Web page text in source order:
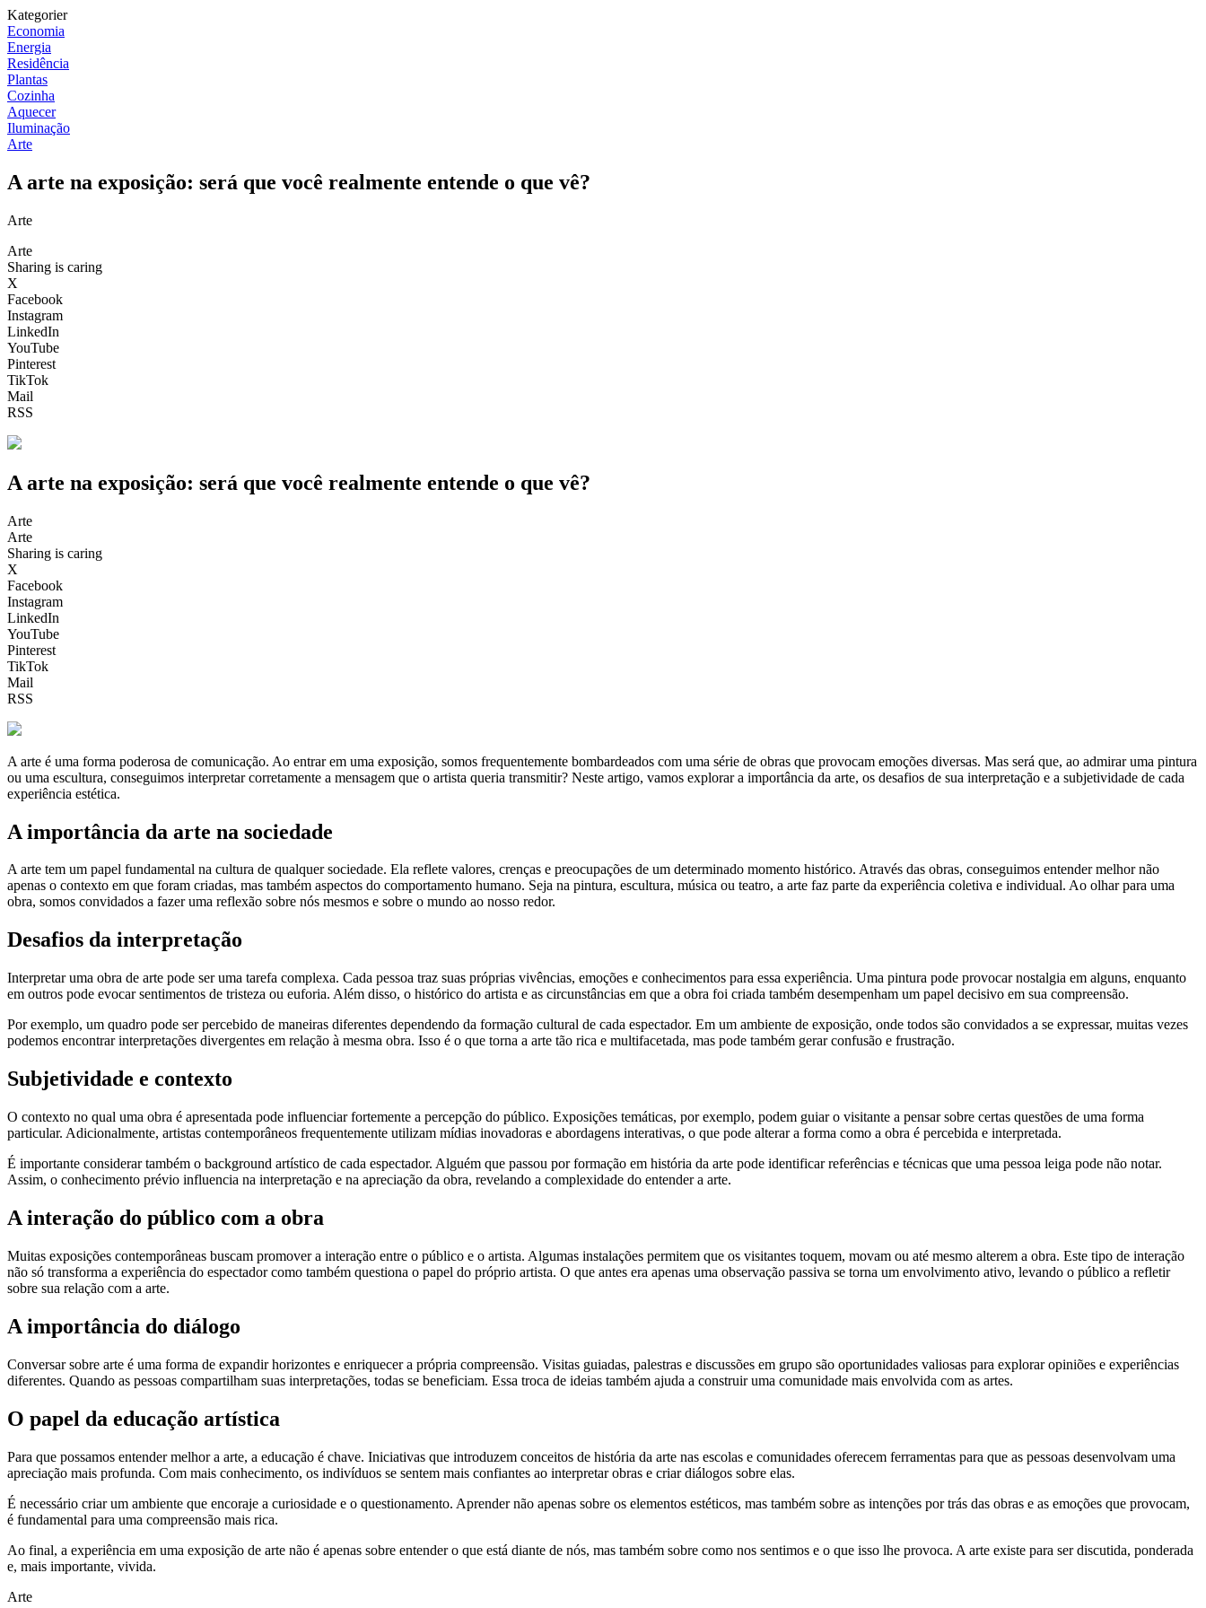
Kategorier
Economia
Energia
Residência
Plantas
Cozinha
Aquecer
Iluminação
Arte
A arte na exposição: será que você realmente entende o que vê?
Arte
Arte
Sharing is caring
X
Facebook
Instagram
LinkedIn
YouTube
Pinterest
TikTok
Mail
RSS
A arte na exposição: será que você realmente entende o que vê?
Arte
Arte
Sharing is caring
X
Facebook
Instagram
LinkedIn
YouTube
Pinterest
TikTok
Mail
RSS
A arte é uma forma poderosa de comunicação. Ao entrar em uma exposição, somos frequentemente bombardeados com uma série de obras que provocam emoções diversas. Mas será que, ao admirar uma pintura
ou uma escultura, conseguimos interpretar corretamente a mensagem que o artista queria transmitir? Neste artigo, vamos explorar a importância da arte, os desafios de sua interpretação e a subjetividade de cada
experiência estética.
A importância da arte na sociedade
A arte tem um papel fundamental na cultura de qualquer sociedade. Ela reflete valores, crenças e preocupações de um determinado momento histórico. Através das obras, conseguimos entender melhor não
apenas o contexto em que foram criadas, mas também aspectos do comportamento humano. Seja na pintura, escultura, música ou teatro, a arte faz parte da experiência coletiva e individual. Ao olhar para uma
obra, somos convidados a fazer uma reflexão sobre nós mesmos e sobre o mundo ao nosso redor.
Desafios da interpretação
Interpretar uma obra de arte pode ser uma tarefa complexa. Cada pessoa traz suas próprias vivências, emoções e conhecimentos para essa experiência. Uma pintura pode provocar nostalgia em alguns, enquanto
em outros pode evocar sentimentos de tristeza ou euforia. Além disso, o histórico do artista e as circunstâncias em que a obra foi criada também desempenham um papel decisivo em sua compreensão.
Por exemplo, um quadro pode ser percebido de maneiras diferentes dependendo da formação cultural de cada espectador. Em um ambiente de exposição, onde todos são convidados a se expressar, muitas vezes
podemos encontrar interpretações divergentes em relação à mesma obra. Isso é o que torna a arte tão rica e multifacetada, mas pode também gerar confusão e frustração.
Subjetividade e contexto
O contexto no qual uma obra é apresentada pode influenciar fortemente a percepção do público. Exposições temáticas, por exemplo, podem guiar o visitante a pensar sobre certas questões de uma forma
particular. Adicionalmente, artistas contemporâneos frequentemente utilizam mídias inovadoras e abordagens interativas, o que pode alterar a forma como a obra é percebida e interpretada.
É importante considerar também o background artístico de cada espectador. Alguém que passou por formação em história da arte pode identificar referências e técnicas que uma pessoa leiga pode não notar.
Assim, o conhecimento prévio influencia na interpretação e na apreciação da obra, revelando a complexidade do entender a arte.
A interação do público com a obra
Muitas exposições contemporâneas buscam promover a interação entre o público e o artista. Algumas instalações permitem que os visitantes toquem, movam ou até mesmo alterem a obra. Este tipo de interação
não só transforma a experiência do espectador como também questiona o papel do próprio artista. O que antes era apenas uma observação passiva se torna um envolvimento ativo, levando o público a refletir
sobre sua relação com a arte.
A importância do diálogo
Conversar sobre arte é uma forma de expandir horizontes e enriquecer a própria compreensão. Visitas guiadas, palestras e discussões em grupo são oportunidades valiosas para explorar opiniões e experiências
diferentes. Quando as pessoas compartilham suas interpretações, todas se beneficiam. Essa troca de ideias também ajuda a construir uma comunidade mais envolvida com as artes.
O papel da educação artística
Para que possamos entender melhor a arte, a educação é chave. Iniciativas que introduzem conceitos de história da arte nas escolas e comunidades oferecem ferramentas para que as pessoas desenvolvam uma
apreciação mais profunda. Com mais conhecimento, os indivíduos se sentem mais confiantes ao interpretar obras e criar diálogos sobre elas.
É necessário criar um ambiente que encoraje a curiosidade e o questionamento. Aprender não apenas sobre os elementos estéticos, mas também sobre as intenções por trás das obras e as emoções que provocam,
é fundamental para uma compreensão mais rica.
Ao final, a experiência em uma exposição de arte não é apenas sobre entender o que está diante de nós, mas também sobre como nos sentimos e o que isso lhe provoca. A arte existe para ser discutida, ponderada
e, mais importante, vivida.
Arte